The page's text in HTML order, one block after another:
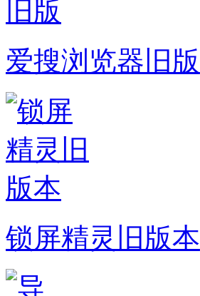
爱搜浏览器旧版
锁屏精灵旧版本